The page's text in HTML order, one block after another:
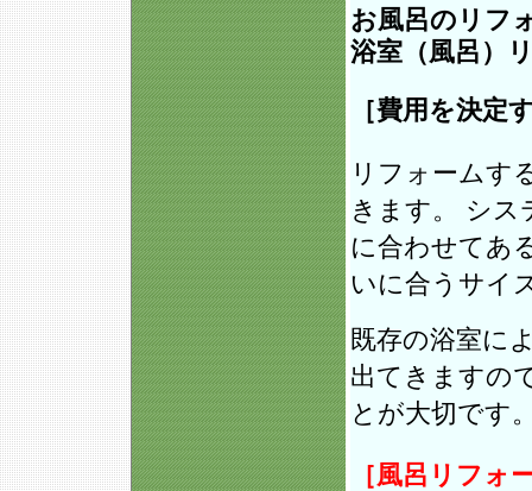
お風呂のリフ
浴室（風呂）
［費用を決定
リフォームす
きます。 シス
に合わせてあ
いに合うサイ
既存の浴室に
出てきますの
とが大切です
［風呂リフォ